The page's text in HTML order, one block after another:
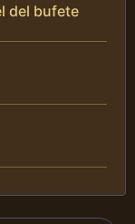
del bufete